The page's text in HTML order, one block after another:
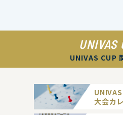
UNIVAS
UNIVAS CUP
大会カ